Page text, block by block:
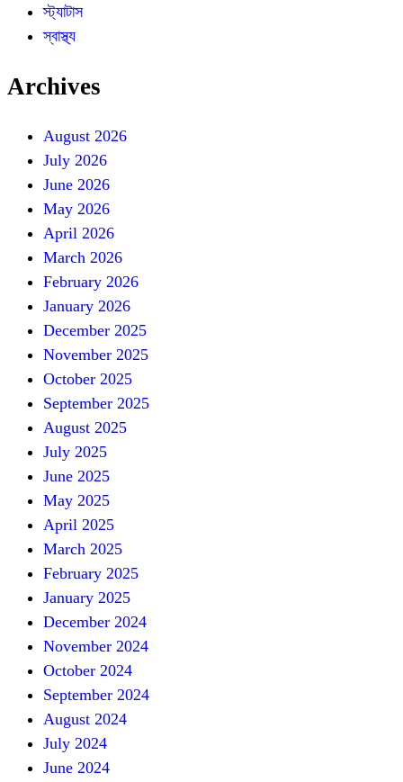
স্ট্যাটাস
স্বাস্থ্য
Archives
August 2026
July 2026
June 2026
May 2026
April 2026
March 2026
February 2026
January 2026
December 2025
November 2025
October 2025
September 2025
August 2025
July 2025
June 2025
May 2025
April 2025
March 2025
February 2025
January 2025
December 2024
November 2024
October 2024
September 2024
August 2024
July 2024
June 2024